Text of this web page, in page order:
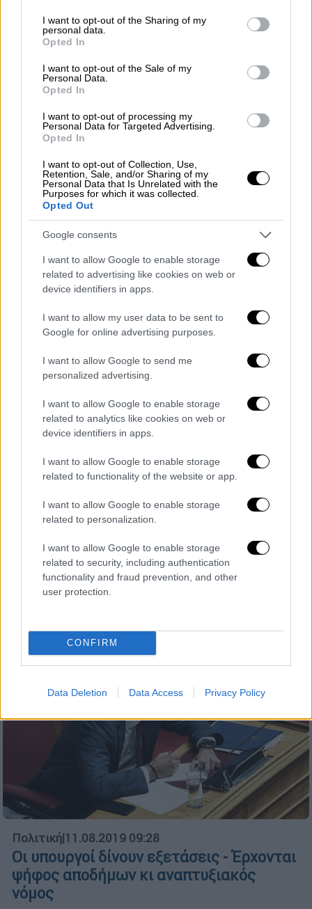
not limited to your visit or usage behaviour. You may click to
grant or deny consent to Google and its third-party tags to
use your data for below specified purposes in below Google
consent section.
I want to opt-out of the Sharing of my
personal data.
Opted In
I want to opt-out of the Sale of my
Personal Data.
Opted In
I want to opt-out of processing my
Personal Data for Targeted Advertising.
Opted In
I want to opt-out of Collection, Use,
Retention, Sale, and/or Sharing of my
Personal Data that Is Unrelated with the
Purposes for which it was collected.
Opted Out
Google consents
I want to allow Google to enable storage
related to advertising like cookies on web or
device identifiers in apps.
I want to allow my user data to be sent to
Google for online advertising purposes.
I want to allow Google to send me
personalized advertising.
I want to allow Google to enable storage
related to analytics like cookies on web or
device identifiers in apps.
I want to allow Google to enable storage
related to functionality of the website or app.
I want to allow Google to enable storage
related to personalization.
I want to allow Google to enable storage
related to security, including authentication
functionality and fraud prevention, and other
user protection.
CONFIRM
Data Deletion Data Access Privacy Policy
Οικονομία|26.07.2021 10:39
Nέος αναπτυξιακός νόμος: Οι 3+1
πυλώνες - Στο 70% η επιδότηση
Το μέγιστο ποσό της επιδότησης θα φτάνει
τα 10 εκατ. ευρώ ανά επένδυση
Πολιτική|27.01.2020 08:18
Γεωργιάδης: Πρώτο μέλημά μου να
σώσει ο κόσμος τα σπίτια του
Τι δήλωσε ο υπουργός Ανάπτυξης και
Επενδύσεων για πλειστηριασμούς, τον νέο
αναπτυξιακό νόμο, τις επενδύσεις και το
άνοιγμα των καταστημάτων τις Κυριακές
Πολιτική|11.08.2019 09:28
Οι υπουργοί δίνουν εξετάσεις - Έρχονται
ψήφος αποδήμων κι αναπτυξιακός
νόμος